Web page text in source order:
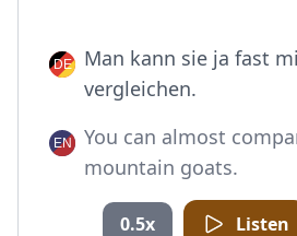
Man kann sie ja fast
vergleichen.
You can almost
mountain goats.
0.5x Listen